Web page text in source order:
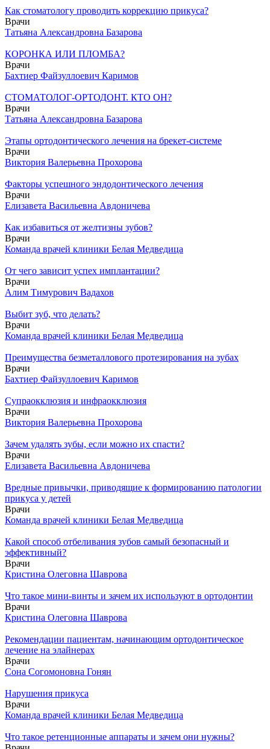
Как стоматологу проводить коррекцию прикуса?
Врачи
Татьяна Александровна Базарова
КОРОНКА ИЛИ ПЛОМБА?
Врачи
Бахтиер Файзуллоевич Каримов
СТОМАТОЛОГ-ОРТОДОНТ. КТО ОН?
Врачи
Татьяна Александровна Базарова
Этапы ортодонтического лечения на брекет-системе
Врачи
Виктория Валерьевна Прохорова
Факторы успешного эндодонтического лечения
Врачи
Елизавета Васильевна Авдоничева
Как избавиться от желтизны зубов?
Врачи
Команда врачей клиники Белая Медведица
От чего зависит успех имплантации?
Врачи
Алим Тимурович Вадахов
Выбит зуб, что делать?
Врачи
Команда врачей клиники Белая Медведица
Преимущества безметаллового протезирования на зубах
Врачи
Бахтиер Файзуллоевич Каримов
Супраокклюзия и инфраокклюзия
Врачи
Виктория Валерьевна Прохорова
Зачем удалять зубы, если можно их спасти?
Врачи
Елизавета Васильевна Авдоничева
Вредные привычки, приводящие к формированию патологии
прикуса у детей
Врачи
Команда врачей клиники Белая Медведица
Какой способ отбеливания зубов самый безопасный и
эффективный?
Врачи
Кристина Олеговна Шаврова
Что такое мини-винты и зачем их используют в ортодонтии
Врачи
Кристина Олеговна Шаврова
Рекомендации пациентам, начинающим ортодонтическое
лечение на элайнерах
Врачи
Сона Согомоновна Гонян
Нарушения прикуса
Врачи
Команда врачей клиники Белая Медведица
Что такое ретенционные аппараты и зачем они нужны?